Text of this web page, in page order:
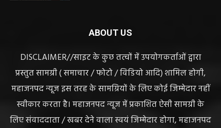
ABOUT US
DISCLAIMER//साइट के कुछ तत्वों में उपयोगकर्ताओं द्वारा
प्रस्तुत सामग्री ( समाचार / फोटो / विडियो आदि) शामिल होगी,
महाजनपद न्यूज इस तरह के सामग्रियों के लिए कोई जिम्मेदार नहीं
स्वीकार करता है। महाजनपद न्यूज में प्रकाशित ऐसी सामग्री के
लिए संवाददाता / खबर देने वाला स्वयं जिम्मेदार होगा, महाजनपद